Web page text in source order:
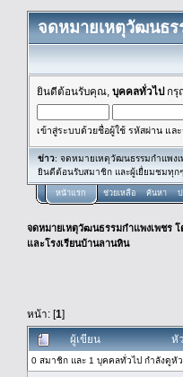
จดหมายเหตุวัฒนธร
ยินดีต้อนรับคุณ, บุคคลทั่วไปกรุ
เข้าสู่ระบบด้วยชื่อผู้ใช้ รหัสผ่าน และ
ข่าว: จดหมายเหตุวัฒนธรรมกำแพง
ยินดีต้อนรับสมาชิก และผู้เยื่ยมชมทุก
หน้าแรก ช่วยเหลือ ค้นหา
จดหมายเหตุวัฒนธรรมกำแพงเพชร
และโรงเรียนบ้านลานหิน
หน้า: [1]
ผู้เขียน หั
0 สมาชิก และ 1 บุคคลทั่วไป กำลังดูหั